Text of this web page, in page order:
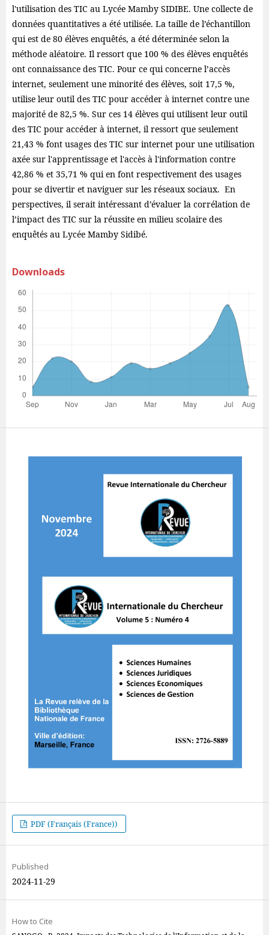
l'utilisation des TIC au Lycée Mamby SIDIBE. Une collecte de
données quantitatives a été utilisée. La taille de l’échantillon
qui est de 80 élèves enquêtés, a été déterminée selon la
méthode aléatoire. Il ressort que 100 % des élèves enquêtés
ont connaissance des TIC. Pour ce qui concerne l’accès
internet, seulement une minorité des élèves, soit 17,5 %,
utilise leur outil des TIC pour accéder à internet contre une
majorité de 82,5 %. Sur ces 14 élèves qui utilisent leur outil
des TIC pour accéder à internet, il ressort que seulement
21,43 % font usages des TIC sur internet pour une utilisation
axée sur l'apprentissage et l'accès à l'information contre
42,86 % et 35,71 % qui en font respectivement des usages
pour se divertir et naviguer sur les réseaux sociaux. En
perspectives, il serait intéressant d’évaluer la corrélation de
l’impact des TIC sur la réussite en milieu scolaire des
enquêtés au Lycée Mamby Sidibé.
Downloads
PDF (Français (France))
Published
2024-11-29
How to Cite